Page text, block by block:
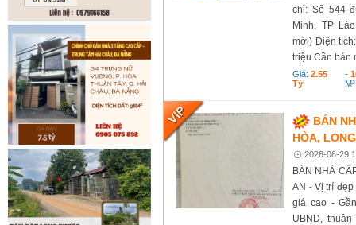
chỉ: Số 544
Minh, TP
mới) Diện
triệu Cần bán
Giá:2.55
Tỷ
-
M²
BÁN
HÒA,
2026-06-29
BÁN NHÀ
AN - Vị trí
giá cao -
UBND,